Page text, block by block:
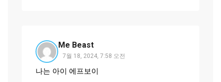
Me Beast
7월 18, 2024, 7:58 오전
나는 아이 에프보이